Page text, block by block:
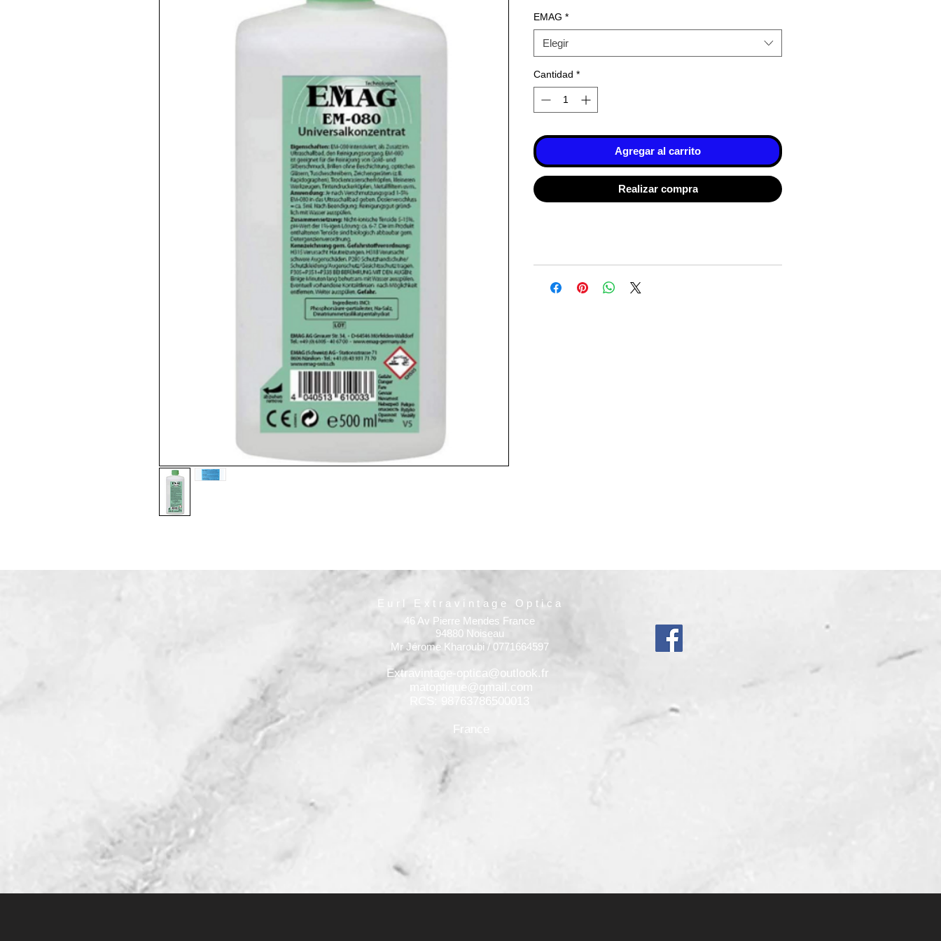
EMAG *
Elegir
Cantidad *
Agregar al carrito
Realizar compra
Eurl Extravintage Optica
46 Av Pierre Mendes France
94880 Noiseau
Mr Jérome Kharoubi / 0771664597
Extravintage-optica@outlook.fr
matoptique@gmail.com
RCS: 98763786500013
France